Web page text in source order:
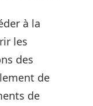
à la
les
des
de
de